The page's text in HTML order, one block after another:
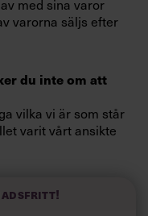
med sina varor
varorna säljs efter
du inte om att
vilka vi är som står
varit vårt ansikte